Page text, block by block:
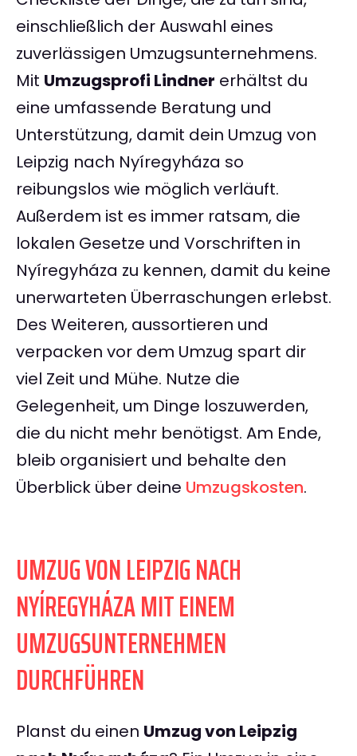
einschließlich der Auswahl eines
zuverlässigen Umzugsunternehmens.
Mit Umzugsprofi Lindner erhältst du
eine umfassende Beratung und
Unterstützung, damit dein Umzug von
Leipzig nach Nyíregyháza so
reibungslos wie möglich verläuft.
Außerdem ist es immer ratsam, die
lokalen Gesetze und Vorschriften in
Nyíregyháza zu kennen, damit du keine
unerwarteten Überraschungen erlebst.
Des Weiteren, aussortieren und
verpacken vor dem Umzug spart dir
viel Zeit und Mühe. Nutze die
Gelegenheit, um Dinge loszuwerden,
die du nicht mehr benötigst. Am Ende,
bleib organisiert und behalte den
Überblick über deine Umzugskosten.
UMZUG VON LEIPZIG NACH
NYÍREGYHÁZA MIT EINEM
UMZUGSUNTERNEHMEN
DURCHFÜHREN
Planst du einen Umzug von Leipzig